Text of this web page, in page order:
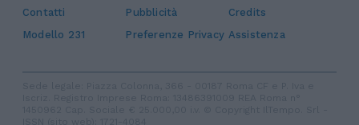
Contatti Pubblicità
Credits
Modello 231
Preferenze Privacy Assistenza